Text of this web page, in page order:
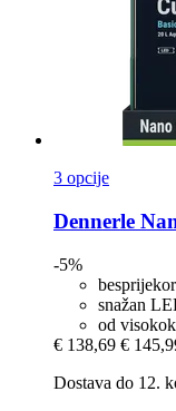
3 opcije
Dennerle
-5%
snažan
od
€ 138,69 €
Dostava do 12.